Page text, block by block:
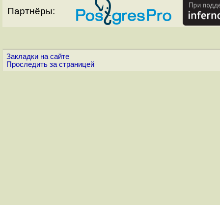
Партнёры:
Закладки на сайте
Проследить за страницей